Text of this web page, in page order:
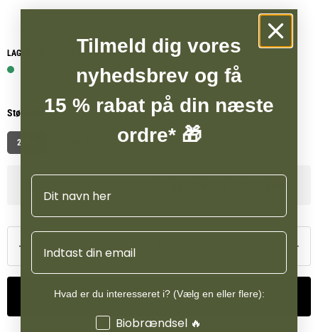
Nordic Burresnerre anvendes især til heste med tarmproblemer
eller ved begyndende tegn på hovømhed. Samtidig kan den spille
en vigtig rolle i at fremme en sund lymfebalance og dermed
styrke kroppens naturlige udrensning.
Som en del af en naturlig og skånsom detox, eksempelvis i
foråret, kan Nordic Burresnerre med fordel kombineres med
Nordic Brændenælde og Nordic Mælkebøtte, der tilsammen
alternativt Nordic Lymphatic anvendes.
Nordic Burresnerre er dermed et alsidigt supplement, der både
kan anvendes forebyggende og som støtte i perioder, hvor
hestens fordøjelse, hove eller lymfesystem har brug for ekstra
LAGERSTATUS WEBSHOP
Størrelse
250 g
Tilføj til kurv
Tilmeld dig vores
nyhedsbrev og få
15 % rabat på din næste
ordre* 🎁
Navn
Email
Hvad er du interesseret i? (Vælg en eller flere):
Interesser
Biobrændsel 🔥